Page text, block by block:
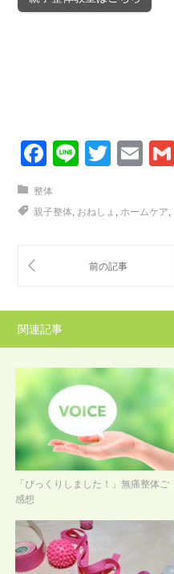
Facebook
Line
整体
親子整体, おねしょ , ホームケア,
関連記事
「びっくりしました！」無痛整体ご
感想